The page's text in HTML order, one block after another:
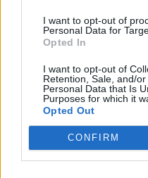
I want to opt-out of
Personal Data for
Opted In
I want to opt-out of
Retention, Sale, and/
Personal Data that Is
Purposes for which it
Opted Out
CONFIRM
a folyó –131